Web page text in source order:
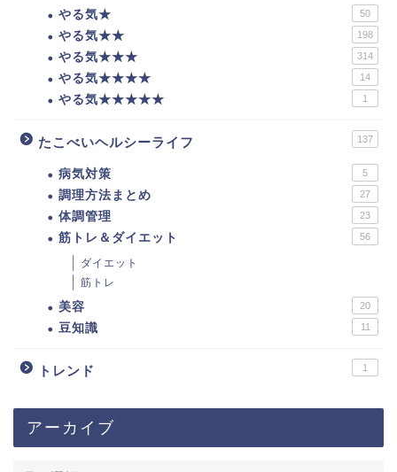
やる気★ 50
やる気★★ 198
やる気★★★ 314
やる気★★★★ 14
やる気★★★★★ 1
たこべいヘルシーライフ 137
病気対策 5
調理方法まとめ 27
体調管理 23
筋トレ＆ダイエット 56
ダイエット
筋トレ
美容 20
豆知識 11
トレンド 1
アーカイブ